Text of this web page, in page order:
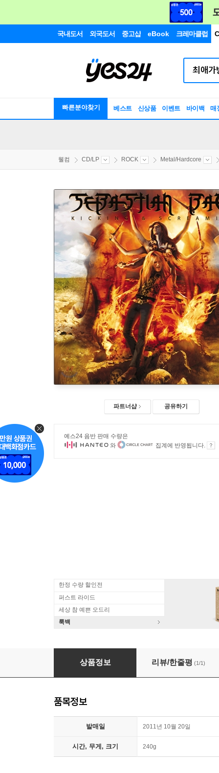
국내도서 외국도서 중고샵 eBook 크레마클럽
빠른분야찾기 베스트 신상품 이벤트 바이백 매
웰컴 CD/LP ROCK Metal/Hardcore
파트너샵 공유하기
예스24 음반 판매 수량은
와
집계에 반영됩니다.
한정 수량 할인전
퍼스트 라이드
세상 참 예쁜 오드리
룩백
Sebastian Bach - Kicking & Screaming
상품정보 리뷰/한줄평 (1/1)
품목정보
발매일 2011년 10월 20일
시간, 무게, 크기 240g